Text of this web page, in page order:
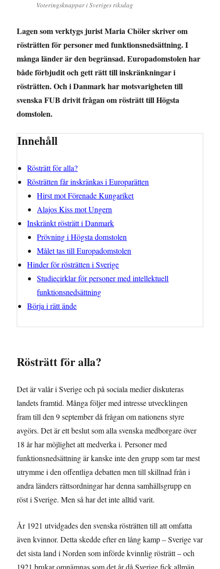
Voteringsknappar i Sveriges riksdag
Lagen som verktygs jurist Maria Chöler skriver om
rösträtten för personer med funktionsnedsättning. I
många länder är den begränsad. Europadomstolen har
både förbjudit och gett rätt till inskränkningar i
rösträtten. Och i Danmark har motsvarigheten till
svenska FUB drivit frågan om rösträtt till Högsta
domstolen.
Innehåll
Rösträtt för alla?
Rösträtten får inskränkas i Europarätten
Hirst mot Förenade Kungariket
Alajos Kiss mot Ungern
Inskränkt rösträtt i Danmark
Prövning i Högsta domstolen
Målet tas till Europadomstolen
Hinder för rösträtten i Sverige
Studiecirklar för personer med intellektuell
funktionsnedsättning
Börja i rätt ände
Rösträtt för alla?
Det är valår i Sverige och på sociala medier diskuteras
landets framtid. Många följer med intresse utvecklingen
fram till den 9 september då frågan om nationens styre
avgörs. Det är ett beslut som alla svenska medborgare över
18 år har möjlighet att medverka i. Personer med
funktionsnedsättning är kanske inte den grupp som tar mest
utrymme i den offentliga debatten men till skillnad från i
andra länders rättsordningar har denna samhällsgrupp en
röst i Sverige. Men så har det inte alltid varit.
År 1921 utvidgades den svenska rösträtten till att omfatta
även kvinnor. Detta skedde efter en lång kamp – Sverige var
det sista land i Norden som införde kvinnlig rösträtt – och
1921 brukar omnämnas som det år då Sverige fick allmän